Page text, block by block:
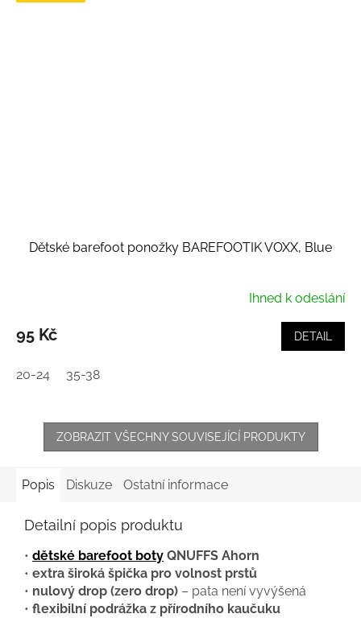
Dětské barefoot ponožky BAREFOOTIK VOXX, Blue
Ihned k odeslání
95 Kč DETAIL
20-24 35-38
ZOBRAZIT VŠECHNY SOUVISEJÍCÍ PRODUKTY
Popis Diskuze Ostatní informace
Detailní popis produktu
• dětské barefoot boty QNUFFS Ahorn
• extra široká špička pro volnost prstů
• nulový drop (zero drop) – pata není vyvýšená
• flexibilní podrážka z přírodního kaučuku